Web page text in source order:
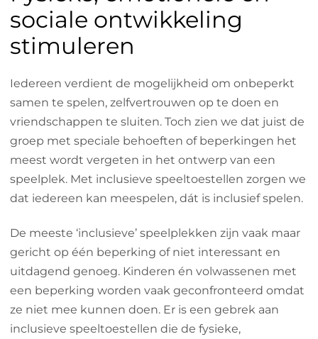
sociale ontwikkeling
stimuleren
Iedereen verdient de mogelijkheid om onbeperkt
samen te spelen, zelfvertrouwen op te doen en
vriendschappen te sluiten. Toch zien we dat juist de
groep met speciale behoeften of beperkingen het
meest wordt vergeten in het ontwerp van een
speelplek. Met inclusieve speeltoestellen zorgen we
dat iedereen kan meespelen, dát is inclusief spelen.
De meeste ‘inclusieve’ speelplekken zijn vaak maar
gericht op één beperking of niet interessant en
uitdagend genoeg. Kinderen én volwassenen met
een beperking worden vaak geconfronteerd omdat
ze niet mee kunnen doen. Er is een gebrek aan
inclusieve speeltoestellen die de fysieke,